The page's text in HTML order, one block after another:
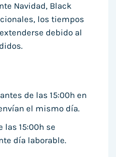
Navidad, Black
los tiempos
debido al
de las 15:00h en
el mismo día.
las 15:00h se
día laborable.